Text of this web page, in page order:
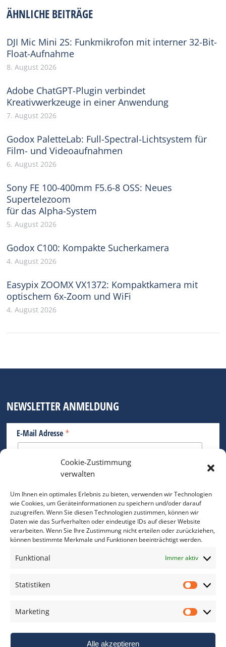
Cookie-Zustimmung
verwalten
Um Ihnen ein optimales Erlebnis zu bieten, verwenden wir Technologien
wie Cookies, um Geräteinformationen zu speichern und/oder darauf
zuzugreifen. Wenn Sie diesen Technologien zustimmen, können wir
Daten wie das Surfverhalten oder eindeutige IDs auf dieser Website
verarbeiten. Wenn Sie Ihre Zustimmung nicht erteilen oder zurückziehen,
können bestimmte Merkmale und Funktionen beeinträchtigt werden.
Funktional Immer aktiv
Statistiken
Marketing
Alle akzeptieren
ÄHNLICHE BEITRÄGE
DJI Mic Mini 2S: Funkmikrofon mit interner 32-Bit-
Float-Aufnahme
8. August 2026
Adobe ChatGPT-Plugin verbindet
Kreativwerkzeuge in einer Anwendung
7. August 2026
Godox PaletteLab: Full-Spectral-Lichtsystem für
Film- und Videoaufnahmen
6. August 2026
Sony FE 100-400mm F5.6-8 OSS: Neues
Supertelezoom
für das Alpha-System
5. August 2026
Godox C100: Kompakte Sucherkamera
4. August 2026
Easypix ZOOMX VX1372: Kompaktkamera mit
optischem 6x-Zoom und WiFi
4. August 2026
NEWSLETTER ANMELDUNG
E-Mail Adresse *
Bitte geben Sie Ihre E-Mail Adresse ein.
*